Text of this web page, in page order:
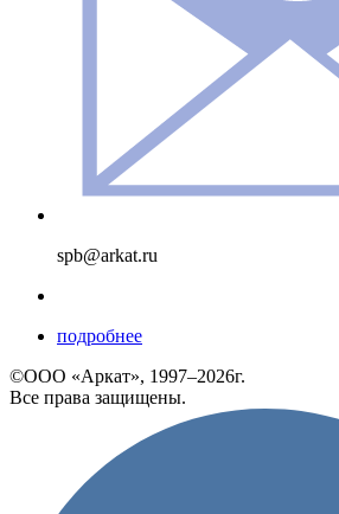
spb@arkat.ru
подробнее
©ООО «Аркат», 1997–2026г.
Все права защищены.